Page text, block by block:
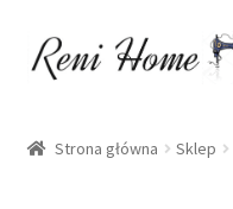
Przejdź
do
Przejdź
do
Strona główna Sklep